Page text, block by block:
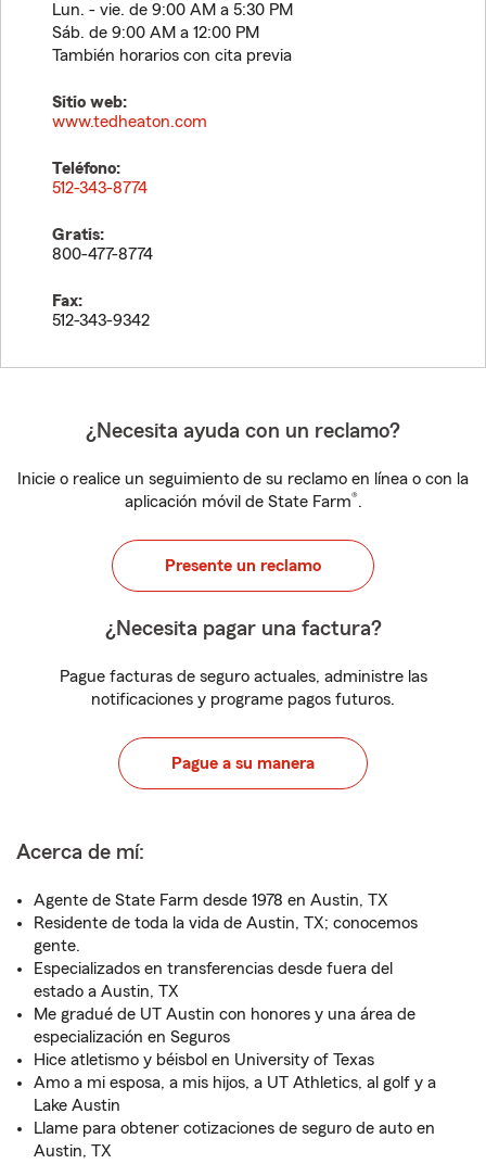
Lun. - vie. de 9:00 AM a 5:30 PM
Sáb. de 9:00 AM a 12:00 PM
También horarios con cita previa
Sitio web:
www.tedheaton.com
Teléfono:
512-343-8774
Gratis:
800-477-8774
Fax:
512-343-9342
¿Necesita ayuda con un reclamo?
Inicie o realice un seguimiento de su reclamo en línea o con la
aplicación móvil de State Farm®.
Presente un reclamo
¿Necesita pagar una factura?
Pague facturas de seguro actuales, administre las
notificaciones y programe pagos futuros.
Pague a su manera
Acerca de mí:
Agente de State Farm desde 1978 en Austin, TX
Residente de toda la vida de Austin, TX; conocemos
gente.
Especializados en transferencias desde fuera del
estado a Austin, TX
Me gradué de UT Austin con honores y una área de
especialización en Seguros
Hice atletismo y béisbol en University of Texas
Amo a mi esposa, a mis hijos, a UT Athletics, al golf y a
Lake Austin
Llame para obtener cotizaciones de seguro de auto en
Austin, TX